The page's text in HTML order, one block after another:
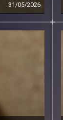
31/05/2026